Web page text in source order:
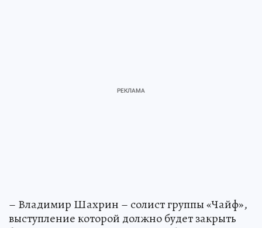
– Владимир Шахрин – солист группы «Чайф»,
выступление которой должно будет закрыть